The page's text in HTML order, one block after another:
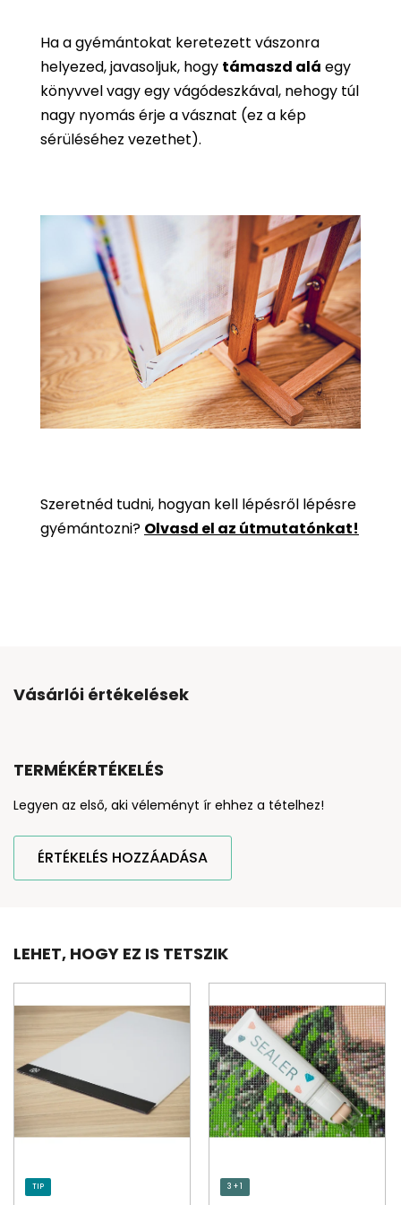
Ha a gyémántokat keretezett vászonra
helyezed, javasoljuk, hogy támaszd alá egy
könyvvel vagy egy vágódeszkával, nehogy túl
nagy nyomás érje a vásznat (ez a kép
sérüléséhez vezethet).
Szeretnéd tudni, hogyan kell lépésről lépésre
gyémántozni? Olvasd el az útmutatónkat!
Vásárlói értékelések
TERMÉKÉRTÉKELÉS
Legyen az első, aki véleményt ír ehhez a tételhez!
ÉRTÉKELÉS HOZZÁADÁSA
LEHET, HOGY EZ IS TETSZIK
TIP 3 + 1